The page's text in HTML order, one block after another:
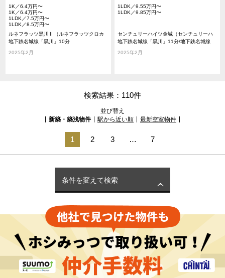
1K／6.4万円〜
1K／6.4万円〜
1LDK／7.5万円〜
1LDK／8.5万円〜
ルネフラッツ黒川Ⅱ（ルネフラッツクロカ
ワツー）
地下鉄名城線「黒川」10分
2025年2月
1LDK／9.55万円〜
1LDK／9.85万円〜
センチュリーハイツ金城（センチュリーハ
イツキンジョウ）
地下鉄名城線「黒川」11分/地下鉄名城線
2025年2月
検索結果：110件
並び替え
新築・築浅物件
駅から近い順 最新空室物件
1 2 3 … 7
条件を変えて検索